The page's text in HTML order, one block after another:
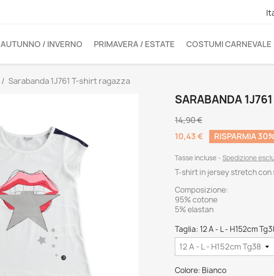
AUTUNNO / INVERNO PRIMAVERA / ESTATE COSTUMI CARNEVALE
Sarabanda 1J761 T-shirt ragazza
SARABANDA
14,90 €
10,43 €
RISPARMIA
Tasse incluse Spedizione
T-shirt in jersey stretch con
Composizione:
95% cotone
5% elastan
Taglia: 12 A - L - H152cm
Colore: Bianco